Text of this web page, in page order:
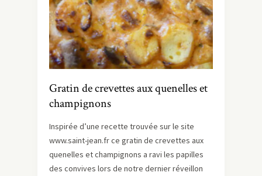
Gratin de crevettes aux quenelles et
champignons
Inspirée d’une recette trouvée sur le site
www.saint-jean.fr ce gratin de crevettes aux
quenelles et champignons a ravi les papilles
des convives lors de notre dernier réveillon